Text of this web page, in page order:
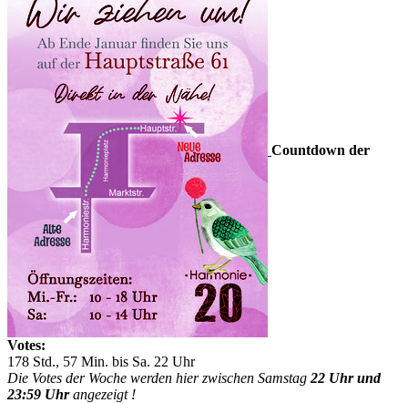
Countdown der
Votes:
178 Std., 57 Min. bis Sa. 22 Uhr
Die Votes der Woche werden hier zwischen Samstag 22 Uhr und
23:59 Uhrangezeigt !